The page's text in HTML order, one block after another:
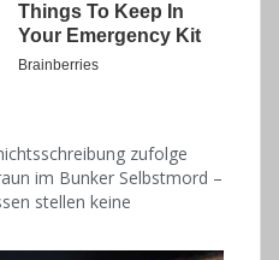
zufolge
im Bunker Selbstmord –
stellen keine